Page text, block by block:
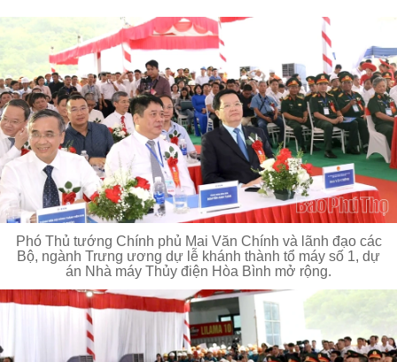
Phó Thủ tướng Chính phủ Mai Văn Chính và lãnh đạo các
Bộ, ngành Trưng ương dự lễ khánh thành tổ máy số 1, dự
án Nhà máy Thủy điện Hòa Bình mở rộng.